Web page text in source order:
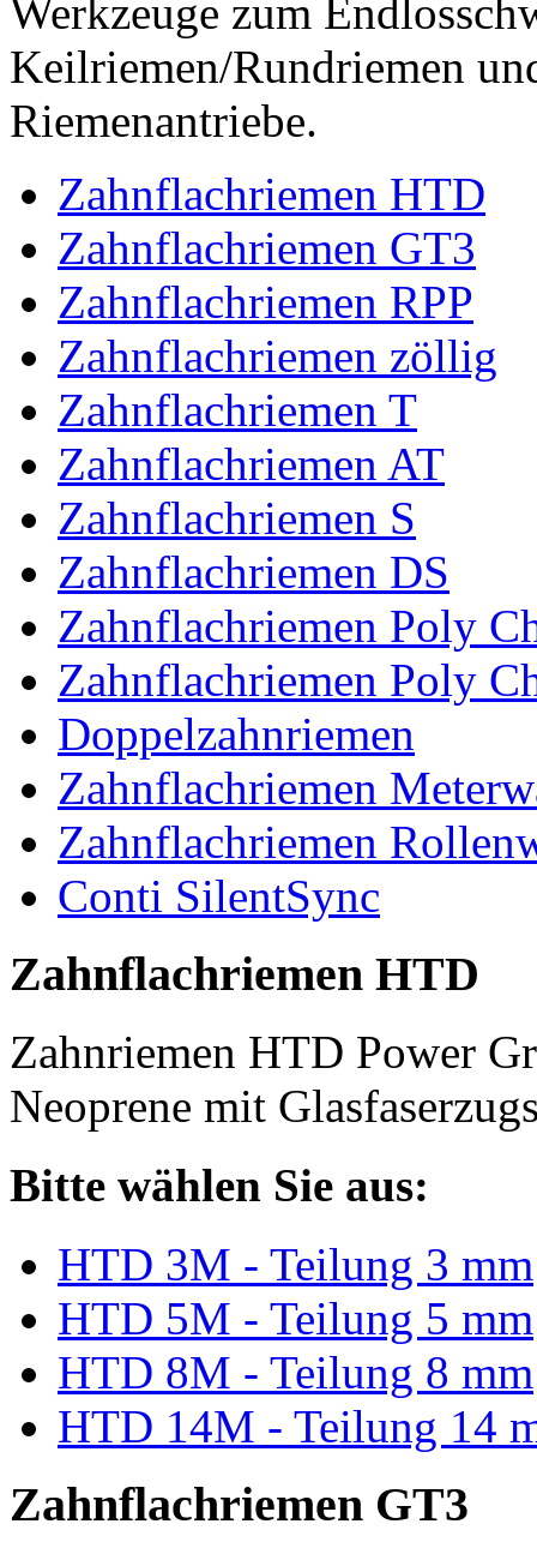
Werkzeuge zum
Keilriemen/Rundriemen
Riemenantriebe.
Zahnflachriemen HTD
Zahnflachriemen GT3
Zahnflachriemen RPP
Zahnflachriemen zöllig
Zahnflachriemen T
Zahnflachriemen AT
Zahnflachriemen S
Zahnflachriemen DS
Zahnflachriemen Poly
Zahnflachriemen Poly
Doppelzahnriemen
Zahnflachriemen
Zahnflachriemen
Conti SilentSync
Zahnflachriemen HTD
Zahnriemen HTD Power
Neoprene mit
Bitte wählen Sie aus:
HTD 3M - Teilung 3 mm
HTD 5M - Teilung 5 mm
HTD 8M - Teilung 8 mm
HTD 14M - Teilung 14
Zahnflachriemen GT3